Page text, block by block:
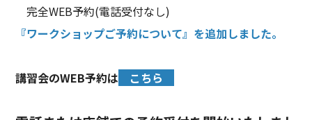
完全WEB予約(電話受付なし)
『ワークショップご予約について』を追加しました。
講習会のWEB予約は こちら